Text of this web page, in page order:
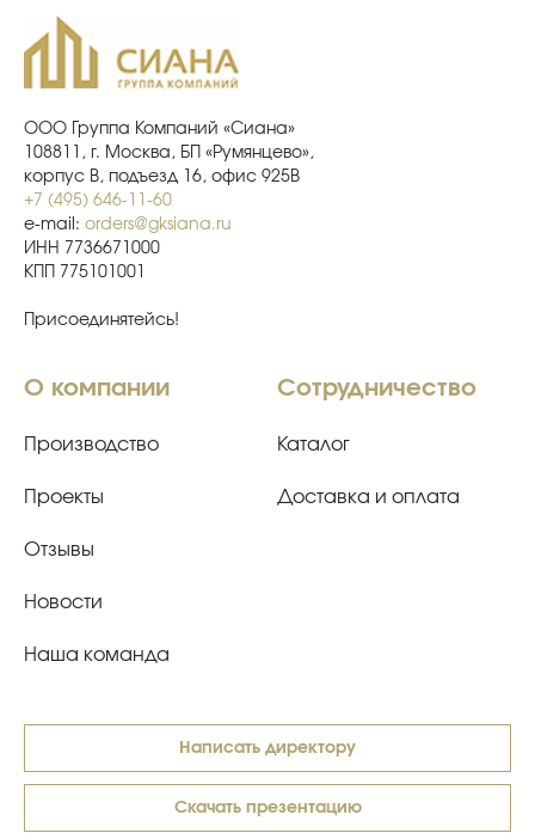
ООО Группа Компаний «Сиана»
108811, г. Москва, БП «Румянцево»,
корпус В, подъезд 16, офис 925В
+7 (495) 646-11-60
e-mail: orders@gksiana.ru
ИНН 7736671000
КПП 775101001
Присоединятейсь!
О компании
Производство
Проекты
Отзывы
Новости
Наша команда
Сотрудничество
Каталог
Доставка и оплата
Написать директору
Скачать презентацию